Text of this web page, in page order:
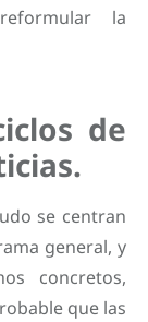
la
de
se centran
general, y
concretos,
que las